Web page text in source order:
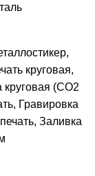
круговая,
(CO2
Гравировка
Заливка